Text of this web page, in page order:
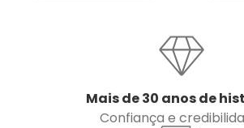
Mais de 30 anos de
Confiança e